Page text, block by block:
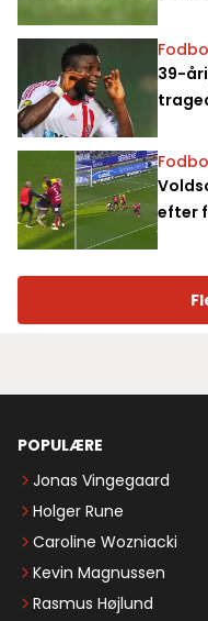
39-
efter
POPULÆRE
Jonas Vingegaard
Holger Rune
Caroline Wozniacki
Kevin Magnussen
Rasmus Højlund